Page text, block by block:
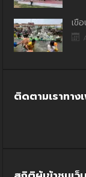
เขื่
ติดตามเราทาง